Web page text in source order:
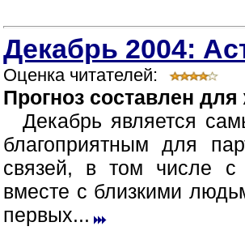
Декабрь 2004:
Оценка читателей:
Прогноз составлен
Декабрь является
благоприятным для
связей, в том числе с
вместе с близкими
первых...